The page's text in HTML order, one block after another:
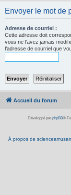
Envoyer le mot de
Adresse de courriel :
Cette adresse doit
vous ne l’avez jamais
l’adresse de courriel que
Accueil du forum
Développé par phpBB®
À propos de